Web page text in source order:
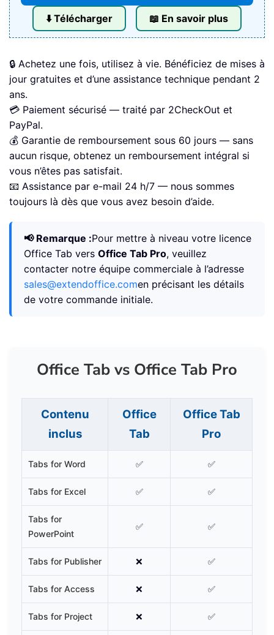
⬇️ Télécharger 📖 En savoir plus
🔒 Achetez une fois, utilisez à vie. Bénéficiez de mises à
jour gratuites et d’une assistance technique pendant 2
ans.
💳 Paiement sécurisé — traité par 2CheckOut et
PayPal.
💰 Garantie de remboursement sous 60 jours — sans
aucun risque, obtenez un remboursement intégral si
vous n’êtes pas satisfait.
📧 Assistance par e-mail 24 h/7 — nous sommes
toujours là dès que vous avez besoin d’aide.
📢 Remarque :Pour mettre à niveau votre licence
Office Tab vers Office Tab Pro, veuillez
contacter notre équipe commerciale à l’adresse
sales@extendoffice.comen précisant les détails
de votre commande initiale.
Office Tab vs Office Tab Pro
Contenu
inclus
Office
Tab
Office Tab
Pro
Tabs for Word ✅ ✅
Tabs for Excel ✅ ✅
Tabs for
PowerPoint
✅ ✅
Tabs for Publisher ❌ ✅
Tabs for Access ❌ ✅
Tabs for Project ❌ ✅